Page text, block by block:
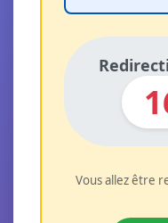
Vous allez être